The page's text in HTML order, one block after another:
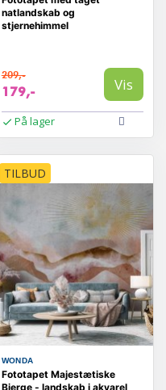
natlandskab og
stjernehimmel
209,-
179,- Vis
På lager
TILBUD
WONDA
Fototapet Majestætiske
Bjerge - landskab i akvarel